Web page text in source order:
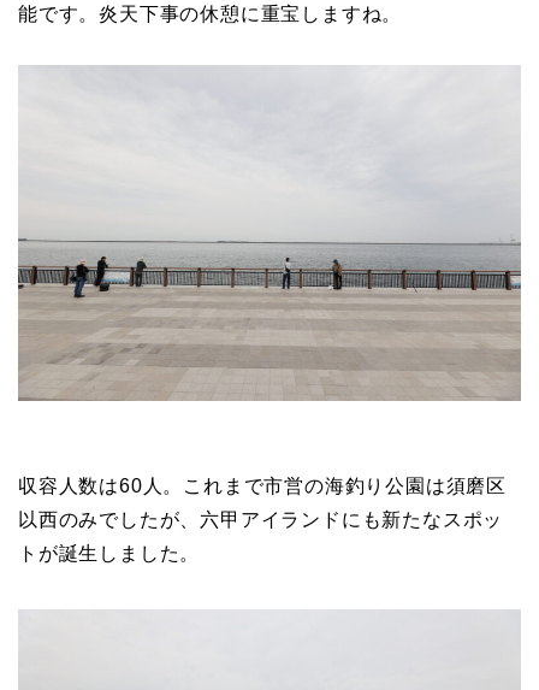
能です。炎天下事の休憩に重宝しますね。
収容人数は60人。これまで市営の海釣り公園は須磨区
以西のみでしたが、六甲アイランドにも新たなスポッ
トが誕生しました。